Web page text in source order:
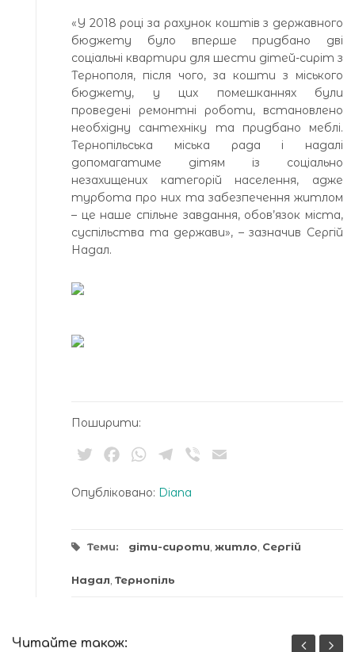
«У 2018 році за рахунок коштів з державного
бюджету було вперше придбано дві
соціальні квартири для шести дітей-сиріт з
Тернополя, після чого, за кошти з міського
бюджету, у цих помешканнях були
проведені ремонтні роботи, встановлено
необхідну сантехніку та придбано меблі.
Тернопільська міська рада і надалі
допомагатиме дітям із соціально
незахищених категорій населення, адже
турбота про них та забезпечення житлом
– це наше спільне завдання, обов’язок міста,
суспільства та держави», – зазначив Сергій
Надал.
Поширити:
TwitterFacebookWhatsApp
Telegram
Viber
Опубліковано: Diana
Теми: діти-сироти, житло, Сергій
Надал, Тернопіль
Читайте також: